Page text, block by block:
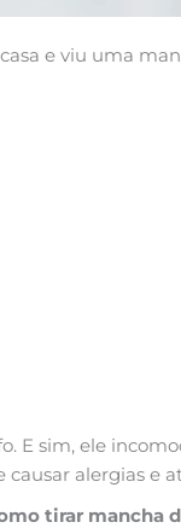
e viu uma
E sim, ele
causar alergias e
tirar mancha